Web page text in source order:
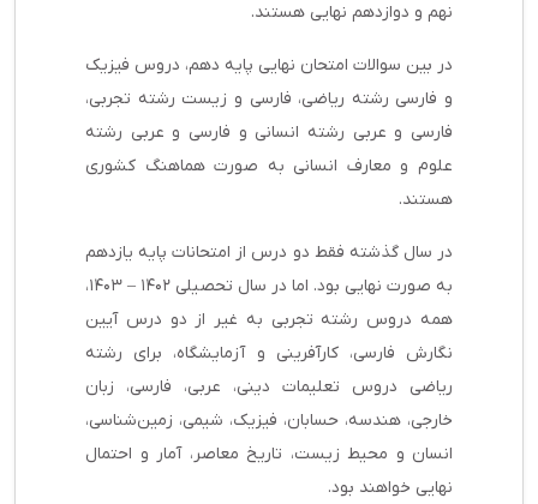
نهم و دوازدهم نهایی هستند.
در بین سوالات امتحان نهایی پایه دهم، دروس فیزیک
و فارسی رشته ریاضی، فارسی و زیست رشته تجربی،
فارسی و عربی رشته انسانی و فارسی و عربی رشته
علوم و معارف انسانی به صورت هماهنگ کشوری
هستند.
در سال گذشته فقط دو درس از امتحانات پایه یازدهم
به صورت نهایی بود. اما در سال تحصیلی ۱۴۰۲
–
۱۴۰۳،
همه دروس رشته تجربی به غیر از دو درس آیین
نگارش فارسی، کارآفرینی و آزمایشگاه، برای رشته
ریاضی دروس تعلیمات دینی، عربی، فارسی، زبان
خارجی، هندسه، حسابان، فیزیک، شیمی، زمین‌شناسی،
انسان و محیط زیست، تاریخ معاصر، آمار و احتمال
نهایی خواهند بود.